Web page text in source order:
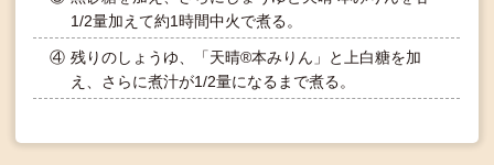
1/2量加えて約1時間中火で煮る。
④ 残りのしょうゆ、「天晴®本みりん」と上白糖を加
え、さらに煮汁が1/2量になるまで煮る。